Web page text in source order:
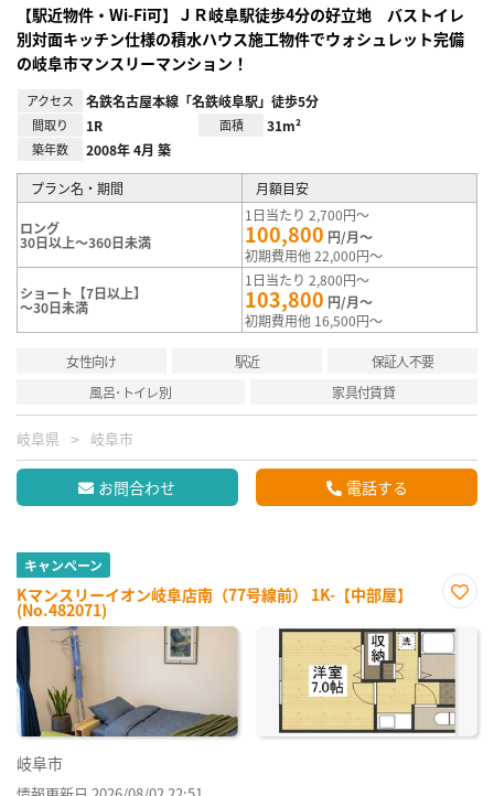
【駅近物件・Wi-Fi可】ＪＲ岐阜駅徒歩4分の好立地 バストイレ
別対面キッチン仕様の積水ハウス施工物件でウォシュレット完備
の岐阜市マンスリーマンション！
アクセス 名鉄名古屋本線「名鉄岐阜駅」徒歩5分
間取り 1R 面積 31m²
築年数 2008年 4月 築
プラン名・期間 月額目安
ロング
30日以上～360日未満
1日当たり 2,700円～
100,800 円/月～
初期費用他 22,000円～
ショート【7日以上】
～30日未満
1日当たり 2,800円～
103,800 円/月～
初期費用他 16,500円～
女性向け 駅近
保証人不要
風呂･トイレ別
家具付賃貸
岐阜県 岐阜市
お問合わせ 電話する
キャンペーン
Kマンスリーイオン岐阜店南（77号線前） 1K-【中部屋】
(No.482071)
に入
り登
岐阜市